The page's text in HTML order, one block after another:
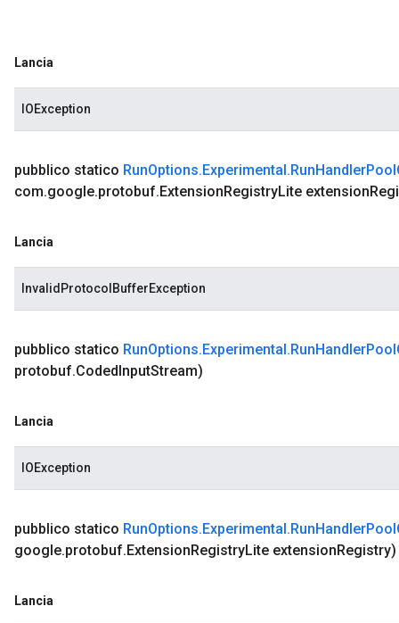
Lancia
IOException
pubblico statico RunOptions.Experimental.RunHandlerPool
com.google.protobuf.ExtensionRegistryLite extension
Lancia
InvalidProtocolBufferException
pubblico statico RunOptions.Experimental.RunHandlerPool
protobuf.CodedInputStream)
Lancia
IOException
pubblico statico RunOptions.Experimental.RunHandlerPool
google.protobuf.ExtensionRegistryLite extensionRegistry)
Lancia